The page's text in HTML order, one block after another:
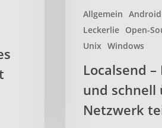
Allgemein Android
Leckerlie Open-
Unix Windows
Localsend
und schnell
Netzwerk